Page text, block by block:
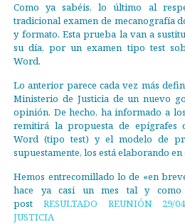
Como ya sabéis, lo último al
tradicional examen de mecanografía
y formato. Esta prueba la van a
su día, por un examen tipo test
Word.
Lo anterior parece cada vez más
Ministerio de Justicia de un nuevo
opinión. De hecho, ha informado a
remitirá la propuesta de epígrafes
Word (tipo test) y el modelo de
supuestamente, los está elaborando en
Hemos entrecomillado lo de «en
hace ya casi un mes tal y
post RESULTADO REUNIÓN 29/
JUSTICIA